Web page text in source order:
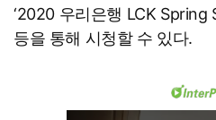
‘2020 우리은행 LCK Spring
등을 통해 시청할 수 있다.